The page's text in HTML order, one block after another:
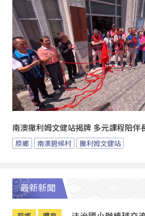
南澳撒利姆文健站揭牌 多元課程陪伴
原鄉 南澳碧候村 撒利姆文健站
最新新聞